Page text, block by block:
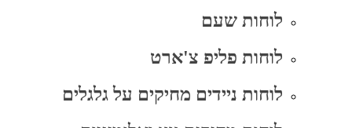
לוחות שעם
לוחות פליפ צ'ארט
לוחות ניידים מחיקים על גלגלים